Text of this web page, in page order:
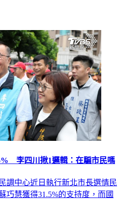
揭露當年內幕，怒轟黃國昌「把
調中心近日執行新北市長選情民